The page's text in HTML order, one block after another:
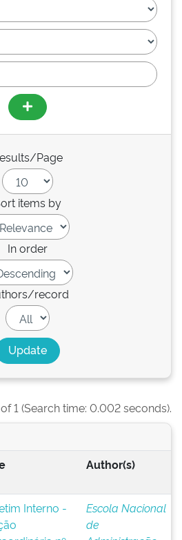
Page
items by
In order
record
1 (Search time: 0.002 seconds).
Author(s)
Interno -
Escola Nacional
de